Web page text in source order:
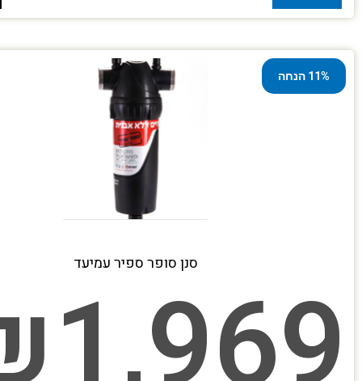
11% הנחה
סנן סופר ספיר עמיעד